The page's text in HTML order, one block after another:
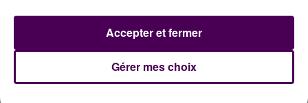
avec une culture intense. Il faisait partie de mes
ajoute Bruno Berberes.
Faire les bons choix après l’émission
Présentes sur le plateau pour l’encourager lors de la
Gérer mes choix
Accepter et fermer